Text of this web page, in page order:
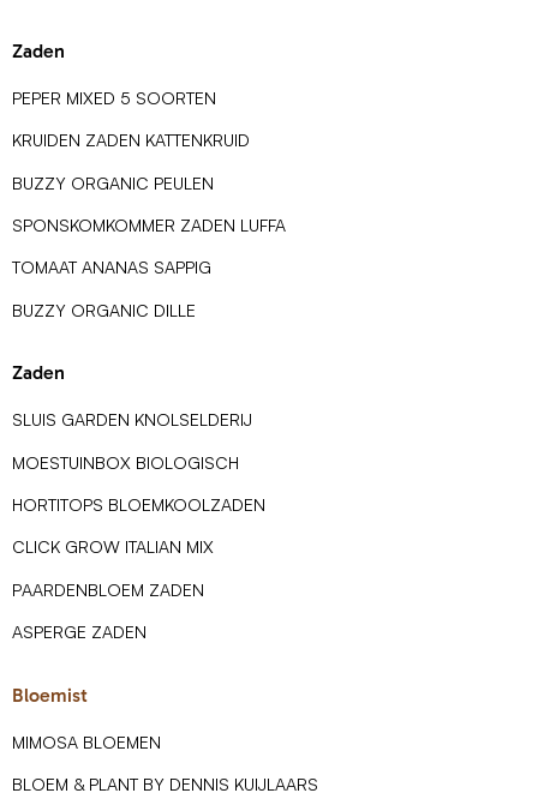
Zaden
PEPER MIXED 5 SOORTEN
KRUIDEN ZADEN KATTENKRUID
BUZZY ORGANIC PEULEN
SPONSKOMKOMMER ZADEN LUFFA
TOMAAT ANANAS SAPPIG
BUZZY ORGANIC DILLE
Zaden
SLUIS GARDEN KNOLSELDERIJ
MOESTUINBOX BIOLOGISCH
HORTITOPS BLOEMKOOLZADEN
CLICK GROW ITALIAN MIX
PAARDENBLOEM ZADEN
ASPERGE ZADEN
Bloemist
MIMOSA BLOEMEN
BLOEM & PLANT BY DENNIS KUIJLAARS